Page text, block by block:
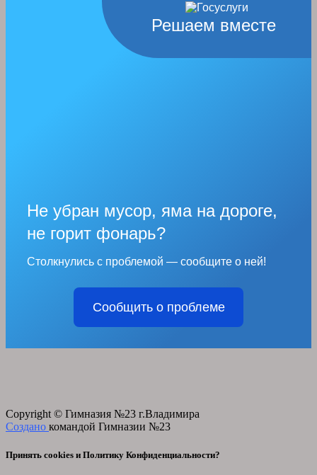
Решаем вместе
Не убран мусор, яма на дороге,
не горит фонарь?
Столкнулись с проблемой — сообщите о ней!
Сообщить о проблеме
Copyright © Гимназия №23 г.Владимира
Создано командой Гимназии №23
Принять cookies и Политику Конфиденциальности?